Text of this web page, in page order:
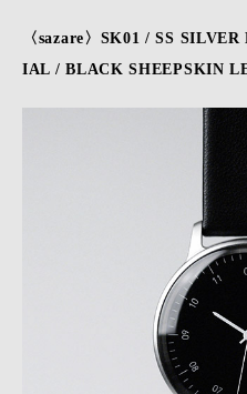
〈sazare〉SK01 / SS
IAL / BLACK SHEEPSKIN